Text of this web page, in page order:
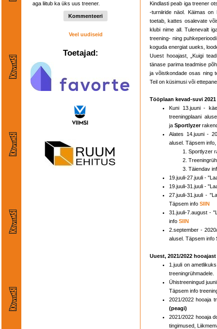
aga liitub ka üks uus treener.
Kommenteeri
Veel uudiseid
Toetajad:
Kindlasti peab iga treener
-turniiride näol. Käimas
toetab, kattes osalevate
klubi nime all. Tulenevalt
treening- ning
koguda energiat uueks,
Uuest hooajast, „Kuigi
tänase parima teadmise
ja võistkondade osas ning
Teil on küsimusi või
Tööplaan kevad-suvi 2021
Kuni 13.juuni -
treeningplaani
ja Sportlyzer
Alates 14.juuni -
alusel. Täpsem
Sportlyzer
Täiendav
19.juuli-27.juuli -
19.juuli-31.juuli -
27.juuli-31.juuli -
Täpsem info SIIN
31.juuli-7.august -
info SIIN
2.september -
alusel. Täpsem info
Uuest, 2021/2022 hooajast
1.juuli on
treeningrühmadele.
Ühistreeningud
Täpsem info
2021/2022 hooaja
(peagi)
2021/2022 hooaja
tingimused,